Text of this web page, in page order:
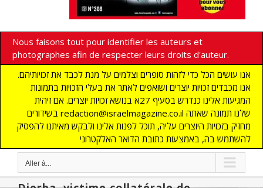
Nous faisons tout pour identifier les auteurs et
photographes afin de respecter leurs droits d'auteur.
אנו עושים הכל כדי לזהות סופרים וצלמים על מנת לכבד את זכויותיהם.
אנו מכבדים זכויות יוצרים ושואפים לאתר את בעלי הזכויות בתמונות
המגיעות אלינו כנדרש בסעיף 27א בנושא זכויות יוצרים. אם זיהית
בשידורים redaction@israelmagazine.co.il שלנו תמונה שאתה
מחזיק בזכויות היוצרים עליה, תוכל לפנות אלינו ולבקש מאיתנו להפסיק
להשתמש בה, באמצעות כתובת הדואר האלקטרוני
Aller à...